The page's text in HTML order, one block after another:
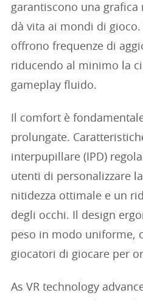
garantiscono una
dà vita ai mondi di
offrono frequenze di
riducendo al minimo la
gameplay fluido.
Il comfort è
prolungate.
interpupillare (IPD)
utenti di personalizzare
nitidezza ottimale e un
degli occhi. Il design
peso in modo uniforme,
giocatori di giocare per
As VR technology